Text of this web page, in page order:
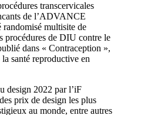
transcervicales
de l’ADVANCE
randomisé multisite de
procédures de DIU contre le
dans « Contraception »,
santé reproductive en
design 2022 par l’iF
prix de design les plus
au monde, entre autres